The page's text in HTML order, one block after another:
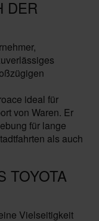
DER
ideal für
von Waren. Er
für lange
als auch
TOYOTA
Vielseitigkeit